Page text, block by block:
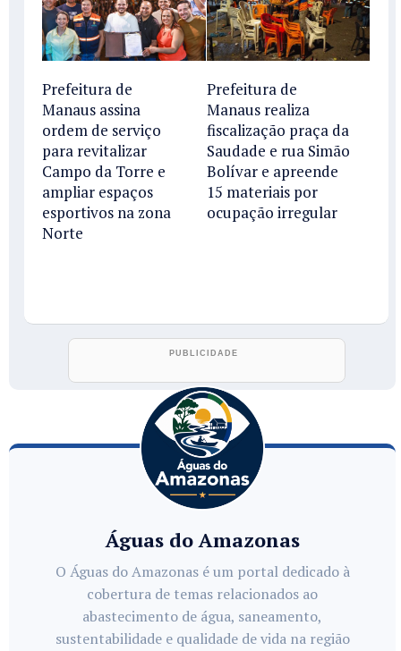
Prefeitura de
Manaus assina
ordem de serviço
para revitalizar
Campo da Torre e
ampliar espaços
esportivos na zona
Norte
Prefeitura de
Manaus realiza
fiscalização praça da
Saudade e rua Simão
Bolívar e apreende
15 materiais por
ocupação irregular
Águas do Amazonas
O Águas do Amazonas é um portal dedicado à
cobertura de temas relacionados ao
abastecimento de água, saneamento,
sustentabilidade e qualidade de vida na região